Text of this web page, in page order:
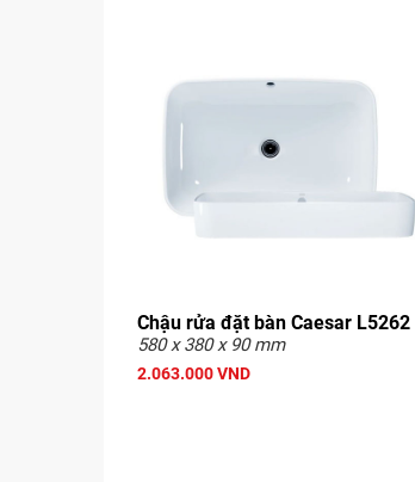
Chậu rửa đặt bàn Caesar L5262
580 x 380 x 90 mm
2.063.000 VND